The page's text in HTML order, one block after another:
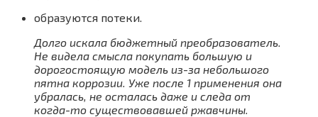
образуются потеки.
Долго искала бюджетный преобразователь.
Не видела смысла покупать большую и
дорогостоящую модель из-за небольшого
пятна коррозии. Уже после 1 применения она
убралась, не осталась даже и следа от
когда-то существовавшей ржавчины.